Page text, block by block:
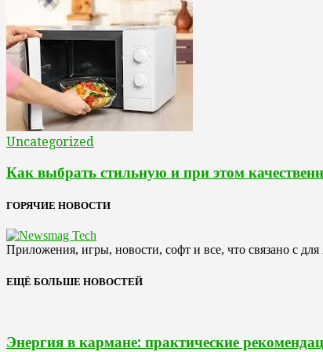
Uncategorized
Как выбрать стильную и при этом
ГОРЯЧИЕ НОВОСТИ
Приложения, игры, новости, софт и все, что связано с
ЕЩЁ БОЛЬШЕ НОВОСТЕЙ
Энергия в кармане: практические